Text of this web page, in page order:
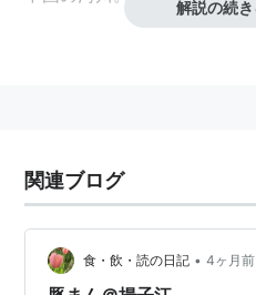
解説の続
関連ブログ
食・飲・読の日記 • 4ヶ月前